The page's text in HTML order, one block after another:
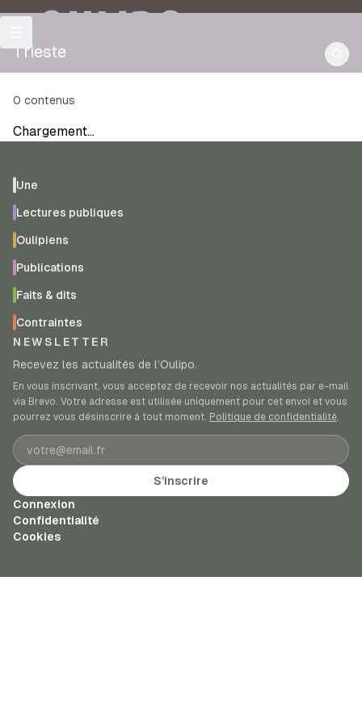
OULIPO
Trieste
0 contenus
Chargement…
Une
Lectures publiques
Oulipiens
Publications
Faits & dits
Contraintes
NEWSLETTER
Recevez les actualités de l’Oulipo.
En vous inscrivant, vous acceptez de recevoir nos actualités par e-mail
via Brevo. Votre adresse est utilisée uniquement pour cet envoi et vous
pourrez vous désinscrire à tout moment. Politique de confidentialité.
Adresse e-mail
S’inscrire
Connexion
Confidentialité
Cookies